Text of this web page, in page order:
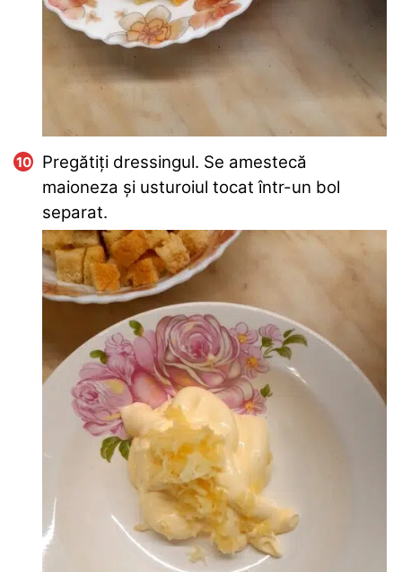
Pregătiți dressingul. Se amestecă
maioneza și usturoiul tocat într-un bol
separat.